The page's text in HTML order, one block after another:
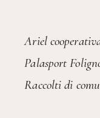
Ariel
Palasport
Raccolti di